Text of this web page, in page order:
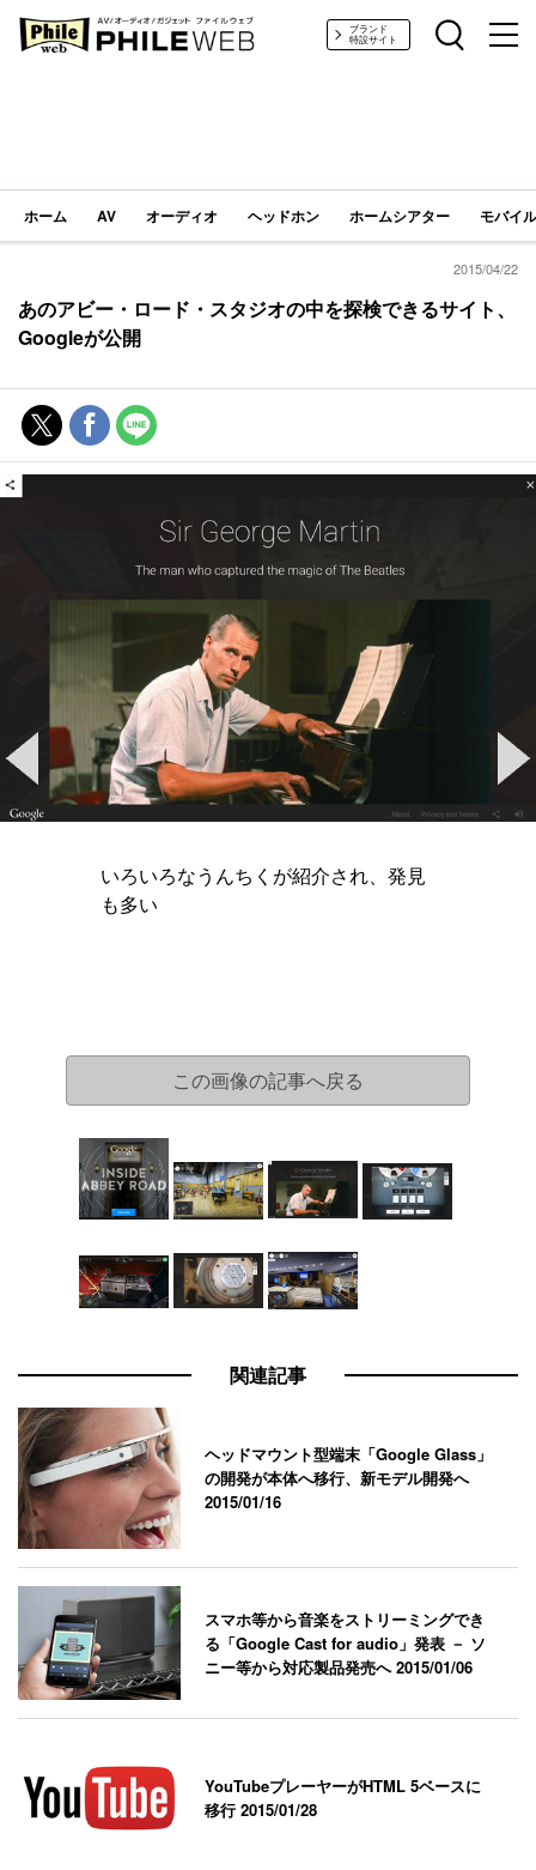
PHILE WEB｜AV/オーディオ/ガジェットブランド
特設サイト
ホーム AV オーディオ ヘッドホン ホームシアター モバイ
2015/04/22
あのアビー・ロード・スタジオの中を探検できるサイト、
Googleが公開
いろいろなうんちくが紹介され、発見
も多い
この画像の記事へ戻る
関連記事
ヘッドマウント型端末「Google Glass」
の開発が本体へ移行、新モデル開発へ
2015/01/16
スマホ等から音楽をストリーミングでき
る「Google Cast for audio」発表 － ソ
ニー等から対応製品発売へ2015/01/06
YouTubeプレーヤーがHTML 5ベースに
移行2015/01/28